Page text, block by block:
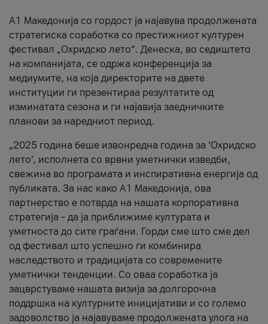
A1 Македонија со гордост ја најавува продолжената
стратегиска соработка со престижниот културен
фестивал „Охридско лето“. Денеска, во седиштето
на компанијата, се одржа конференција за
медиумите, на која директорите на двете
институции ги презентираа резултатите од
изминатата сезона и ги најавија заедничките
планови за наредниот период.
„2025 година беше извонредна година за ‘Охридско
лето’, исполнета со врвни уметнички изведби,
свежина во програмата и инспиративна енергија од
публиката. За нас како A1 Македонија, ова
партнерство е потврда на нашата корпоративна
стратегија – да ја приближиме културата и
уметноста до сите граѓани. Горди сме што сме дел
од фестивал што успешно ги комбинира
наследството и традицијата со современите
уметнички тенденции. Со оваа соработка ја
зацврстуваме нашата визија за долгорочна
поддршка на културните иницијативи и со големо
задоволство ја најавуваме продолжената улога на